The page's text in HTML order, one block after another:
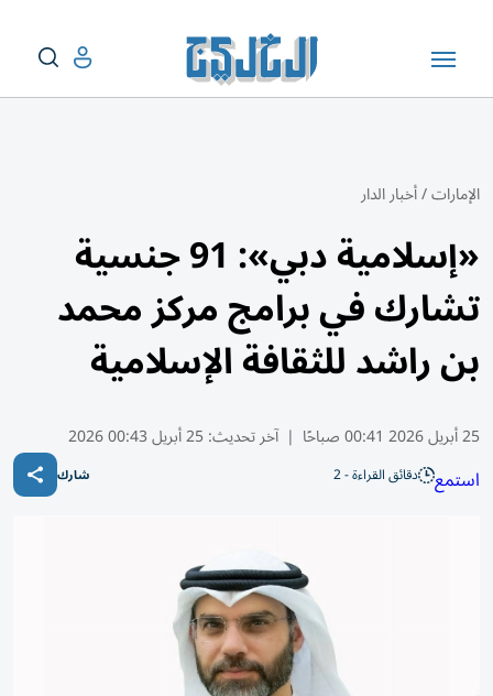
الإمارات/أخبار الدار
«إسلامية دبي»: 91 جنسية
تشارك في برامج مركز محمد
بن راشد للثقافة الإسلامية
25 أبريل 2026 00:41 صباحًا | آخر تحديث:25 أبريل 00:43 2026
استمع دقائق القراءة - 2 شارك